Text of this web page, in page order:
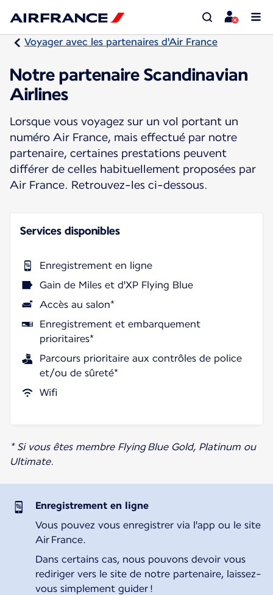
Voyager avec les partenaires d'Air France
Notre partenaire Scandinavian
Airlines
Lorsque vous voyagez sur un vol portant un
numéro Air France, mais effectué par notre
partenaire, certaines prestations peuvent
différer de celles habituellement proposées par
Air France. Retrouvez-les ci-dessous.
Services disponibles
Enregistrement en ligne
Gain de Miles et d'XP Flying Blue
Accès au salon*
Enregistrement et embarquement
prioritaires*
Parcours prioritaire aux contrôles de police
et/ou de sûreté*
Wifi
* Si vous êtes membre Flying Blue Gold, Platinum ou
Ultimate.
Enregistrement en ligne
Vous pouvez vous enregistrer via l'app ou le site
Air France.
Dans certains cas, nous pouvons devoir vous
rediriger vers le site de notre partenaire, laissez-
vous simplement guider !